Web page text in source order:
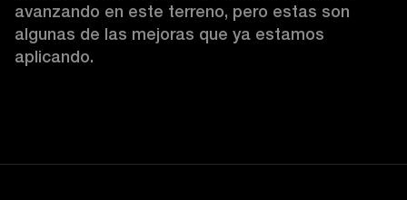
avanzando en este terreno, pero estas son
algunas de las mejoras que ya estamos
aplicando.